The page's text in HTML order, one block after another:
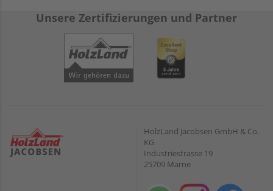
Unsere Zertifizierungen und Partner
HolzLand Jacobsen GmbH & Co.
KG
Industriestrasse 19
25709 Marne